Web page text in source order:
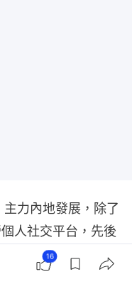
力內地發展，除了
人社交平台，先後
享生活點滴和工作
引不少網民關注。
16